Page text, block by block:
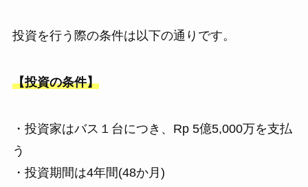
投資を行う際の条件は以下の通りです。
【投資の条件】
・投資家はバス１台につき、Rp 5億5,000万を支払
う
・投資期間は4年間(48か月)